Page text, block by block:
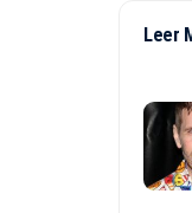
Leer